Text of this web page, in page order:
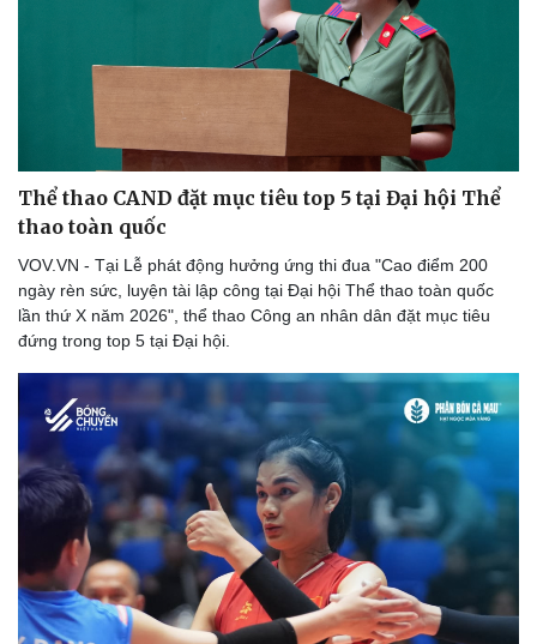
Thể thao CAND đặt mục tiêu top 5 tại Đại hội Thể
thao toàn quốc
VOV.VN - Tại Lễ phát động hưởng ứng thi đua "Cao điểm 200
ngày rèn sức, luyện tài lập công tại Đại hội Thể thao toàn quốc
lần thứ X năm 2026", thể thao Công an nhân dân đặt mục tiêu
đứng trong top 5 tại Đại hội.